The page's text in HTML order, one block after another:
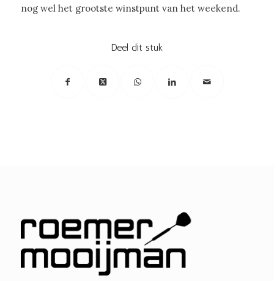
nog wel het grootste winstpunt van het weekend.
Deel dit stuk